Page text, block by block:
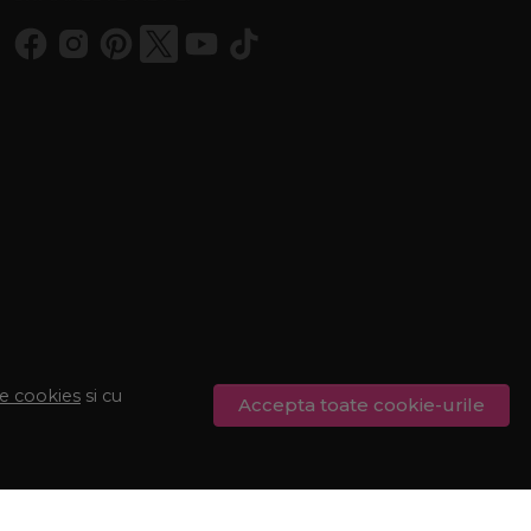
cookies si cu
Accepta toate cookie-urile